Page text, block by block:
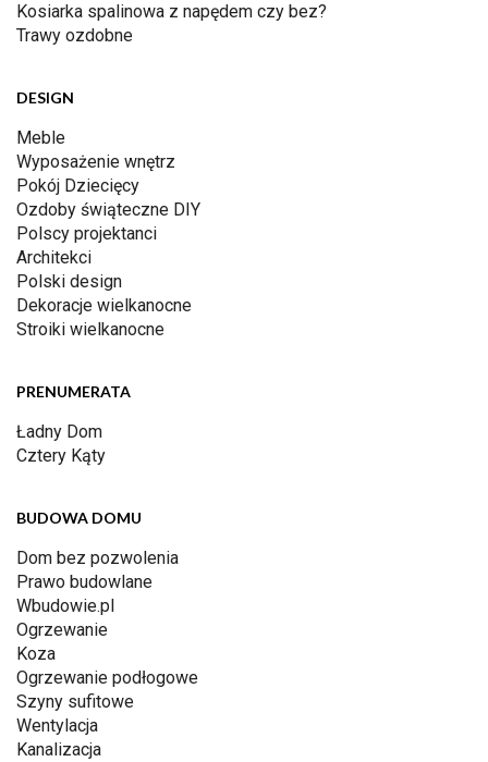
Kosiarka spalinowa z napędem czy bez?
Trawy ozdobne
DESIGN
Meble
Wyposażenie wnętrz
Pokój Dziecięcy
Ozdoby świąteczne DIY
Polscy projektanci
Architekci
Polski design
Dekoracje wielkanocne
Stroiki wielkanocne
PRENUMERATA
Ładny Dom
Cztery Kąty
BUDOWA DOMU
Dom bez pozwolenia
Prawo budowlane
Wbudowie.pl
Ogrzewanie
Koza
Ogrzewanie podłogowe
Szyny sufitowe
Wentylacja
Kanalizacja